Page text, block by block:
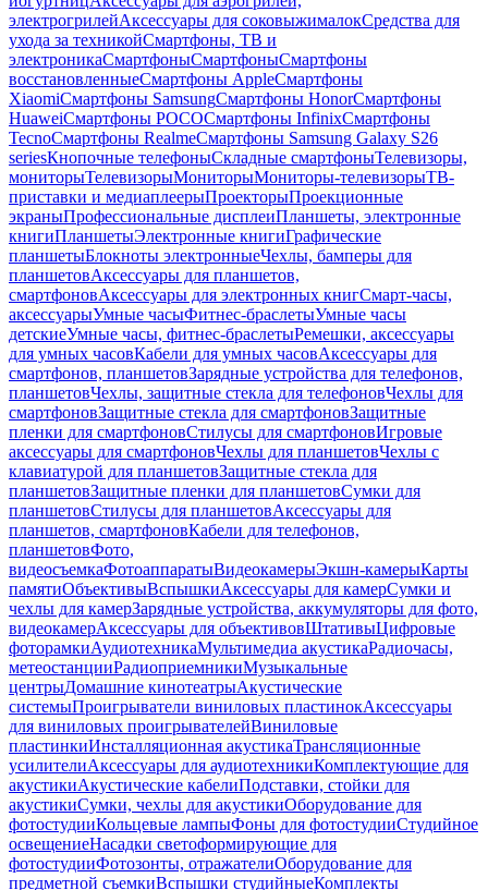
электрогрилейАксессуары для соковыжималокСредства для
ухода за техникойСмартфоны, ТВ и
электроникаСмартфоныСмартфоныСмартфоны
восстановленныеСмартфоны AppleСмартфоны
XiaomiСмартфоны SamsungСмартфоны HonorСмартфоны
HuaweiСмартфоны POCOСмартфоны InfinixСмартфоны
TecnoСмартфоны RealmeСмартфоны Samsung Galaxy S26
seriesКнопочные телефоныСкладные смартфоныТелевизоры,
мониторыТелевизорыМониторыМониторы-телевизорыТВ-
приставки и медиаплеерыПроекторыПроекционные
экраныПрофессиональные дисплеиПланшеты, электронные
книгиПланшетыЭлектронные книгиГрафические
планшетыБлокноты электронныеЧехлы, бамперы для
планшетовАксессуары для планшетов,
смартфоновАксессуары для электронных книгСмарт-часы,
аксессуарыУмные часыФитнес-браслетыУмные часы
детскиеУмные часы, фитнес-браслетыРемешки, аксессуары
для умных часовКабели для умных часовАксессуары для
смартфонов, планшетовЗарядные устройства для телефонов,
планшетовЧехлы, защитные стекла для телефоновЧехлы для
смартфоновЗащитные стекла для смартфоновЗащитные
пленки для смартфоновСтилусы для смартфоновИгровые
аксессуары для смартфоновЧехлы для планшетовЧехлы с
клавиатурой для планшетовЗащитные стекла для
планшетовЗащитные пленки для планшетовСумки для
планшетовСтилусы для планшетовАксессуары для
планшетов, смартфоновКабели для телефонов,
планшетовФото,
видеосъемкаФотоаппаратыВидеокамерыЭкшн-камерыКарты
памятиОбъективыВспышкиАксессуары для камерСумки и
чехлы для камерЗарядные устройства, аккумуляторы для фото,
видеокамерАксессуары для объективовШтативыЦифровые
фоторамкиАудиотехникаМультимедиа акустикаРадиочасы,
метеостанцииРадиоприемникиМузыкальные
центрыДомашние кинотеатрыАкустические
системыПроигрыватели виниловых пластинокАксессуары
для виниловых проигрывателейВиниловые
пластинкиИнсталляционная акустикаТрансляционные
усилителиАксессуары для аудиотехникиКомплектующие для
акустикиАкустические кабелиПодставки, стойки для
акустикиСумки, чехлы для акустикиОборудование для
фотостудииКольцевые лампыФоны для фотостудииСтудийное
освещениеНасадки светоформирующие для
фотостудииФотозонты, отражателиОборудование для
предметной съемкиВспышки студийныеКомплекты